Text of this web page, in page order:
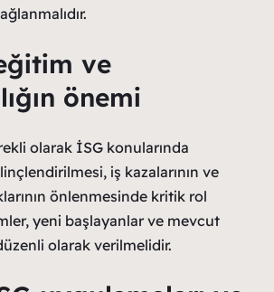
ve
önemi
olarak İSG konularında
iş kazalarının ve
önlenmesinde kritik rol
yeni başlayanlar ve mevcut
olarak verilmelidir.